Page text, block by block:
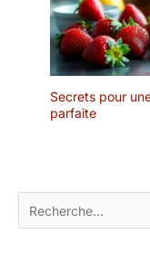
Secrets pour
parfaite
Rechercher